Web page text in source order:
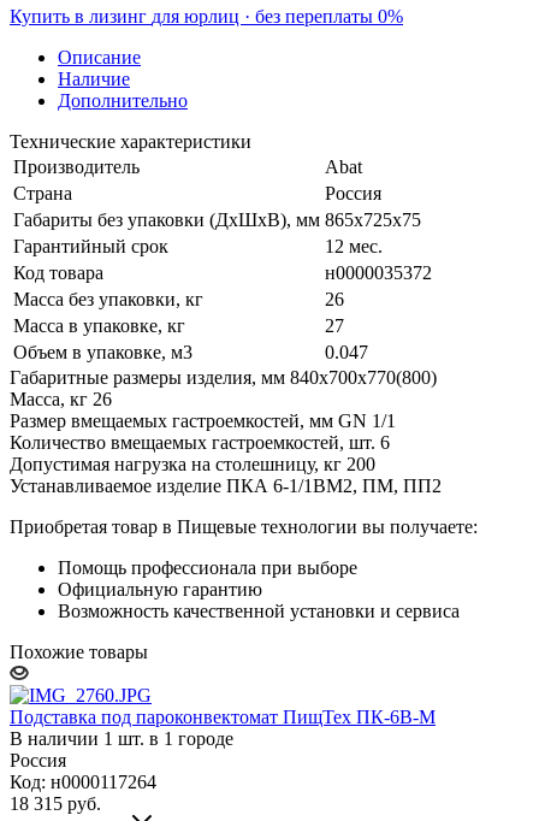
Купить в лизинг для юрлиц · без переплаты 0%
Описание
Наличие
Дополнительно
Технические характеристики
Производитель
Abat
Страна
Россия
Габариты без упаковки (ДхШхВ), мм 865х725х75
Гарантийный срок
12 мес.
Код товара
н0000035372
Масса без упаковки, кг
26
Масса в упаковке, кг
27
Объем в упаковке, м3
0.047
Габаритные размеры изделия, мм 840х700х770(800)
Масса, кг 26
Размер вмещаемых гастроемкостей, мм GN 1/1
Количество вмещаемых гастроемкостей, шт. 6
Допустимая нагрузка на столешницу, кг 200
Устанавливаемое изделие ПКА 6-1/1ВМ2, ПМ, ПП2
Приобретая товар в Пищевые технологии вы получаете:
Помощь профессионала при выборе
Официальную гарантию
Возможность качественной установки и сервиса
Похожие товары
Подставка под пароконвектомат ПищТех ПК-6В-М
В наличии 1 шт. в 1 городе
Россия
Код: н0000117264
18 315 руб.